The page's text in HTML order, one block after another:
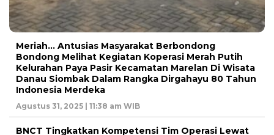
Meriah… Antusias Masyarakat Berbondong
Bondong Melihat Kegiatan Koperasi Merah Putih
Kelurahan Paya Pasir Kecamatan Marelan Di Wisata
Danau Siombak Dalam Rangka Dirgahayu 80 Tahun
Indonesia Merdeka
Agustus 31, 2025 | 11:38 am WIB
BNCT Tingkatkan Kompetensi Tim Operasi Lewat